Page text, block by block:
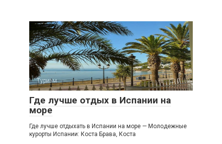
Туризм 0
Где лучше отдых в Испании на
море
Где лучше отдыхать в Испании на море — Молодежные
курорты Испании: Коста Брава, Коста